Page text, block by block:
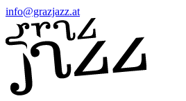
info@grazjazz.at